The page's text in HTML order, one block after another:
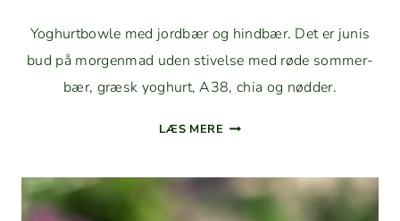
Yoghurt­bowle med jord­bær og hind­bær. Det er junis
bud på mor­gen­mad uden stivelse med røde som­mer­
bær, græsk yoghurt, A38, chia og nødder.
LÆS MERE YOGHURT­
JORD­
BÆR